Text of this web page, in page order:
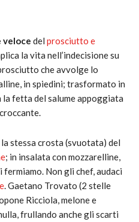
veloce del prosciutto e
la vita nell’indecisione su
che avvolge lo
in spiedini; trasformato in
fetta del salume appoggiata
stessa crosta (svuotata) del
; in insalata con mozzarelline,
Non gli chef, audaci
. Gaetano Trovato (2 stelle
Ricciola, melone e
frullando anche gli scarti